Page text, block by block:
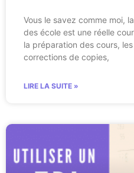
Vous le savez comme moi,
des école est une réelle
la préparation des cours,
corrections de copies,
LIRE LA SUITE »